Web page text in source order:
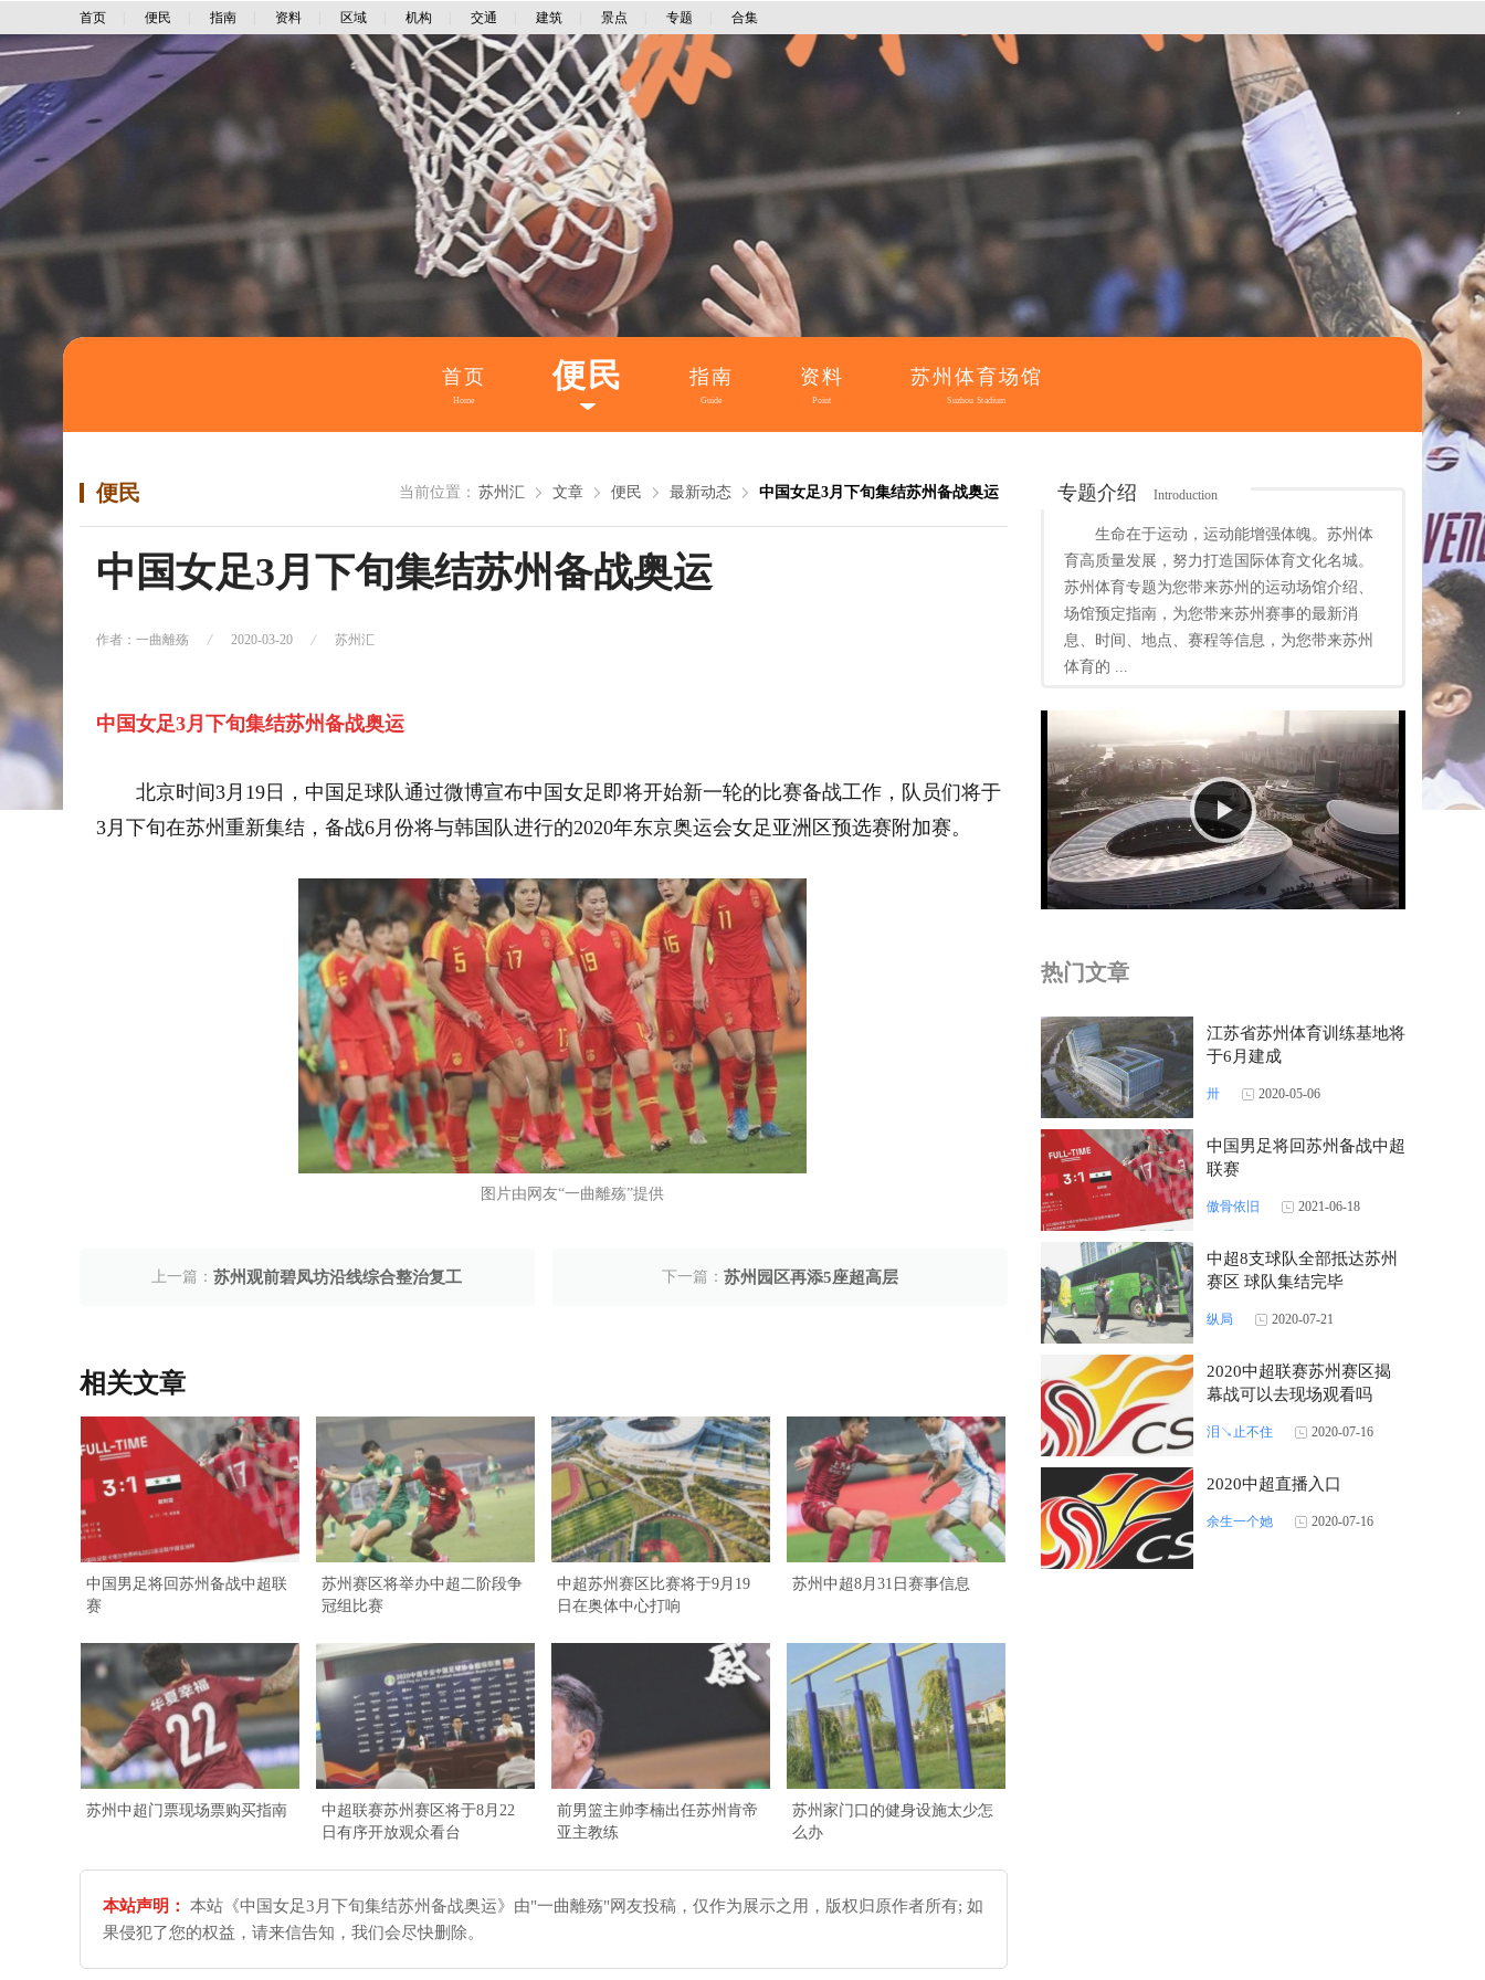
首页 便民 指南 资料 区域 机构 交通 建筑 景点 专题 合集
首页
Home
便民 指南
Guide
资料
Point
苏州体育场馆
Suzhou Stadium
便民 当前位置： 苏州汇 文章 便民 最新动态 中国女足3月下旬集结苏州备战奥运
中国女足3月下旬集结苏州备战奥运
作者：一曲離殇 2020-03-20 苏州汇
中国女足3月下旬集结苏州备战奥运
北京时间3月19日，中国足球队通过微博宣布中国女足即将开始新一轮的比赛备战工作，队员们将于
3月下旬在苏州重新集结，备战6月份将与韩国队进行的2020年东京奥运会女足亚洲区预选赛附加赛。
图片由网友“一曲離殇”提供
上一篇：苏州观前碧凤坊沿线综合整治复工 下一篇：苏州园区再添5座超高层
相关文章
中国男足将回苏州备战中超联
赛
苏州赛区将举办中超二阶段争
冠组比赛
中超苏州赛区比赛将于9月19
日在奥体中心打响
苏州中超8月31日赛事信息
苏州中超门票现场票购买指南
中超联赛苏州赛区将于8月22
日有序开放观众看台
前男篮主帅李楠出任苏州肯帝
亚主教练
苏州家门口的健身设施太少怎
么办
本站声明：
本站《中国女足3月下旬集结苏州备战奥运》由"一曲離殇"网友投稿，仅作为展示之用，版权归原作者所有; 如
果侵犯了您的权益，请来信告知，我们会尽快删除。
专题介绍 Introduction
生命在于运动，运动能增强体魄。苏州体
育高质量发展，努力打造国际体育文化名城。
苏州体育专题为您带来苏州的运动场馆介绍、
场馆预定指南，为您带来苏州赛事的最新消
息、时间、地点、赛程等信息，为您带来苏州
体育的 ...
Play
Video
热门文章
江苏省苏州体育训练基地将
于6月建成
卅 2020-05-06
中国男足将回苏州备战中超
联赛
傲骨依旧 2021-06-18
中超8支球队全部抵达苏州
赛区 球队集结完毕
纵局 2020-07-21
2020中超联赛苏州赛区揭
幕战可以去现场观看吗
泪↘止不住 2020-07-16
2020中超直播入口
余生一个她 2020-07-16